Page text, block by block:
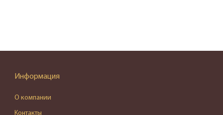
Информация
О компании
Контакты